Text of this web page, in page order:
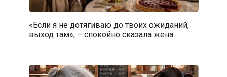
«Если я не дотягиваю до твоих ожиданий,
выход там», – спокойно сказала жена